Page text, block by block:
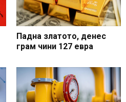
Падна златото, денес
грам чини 127 евра